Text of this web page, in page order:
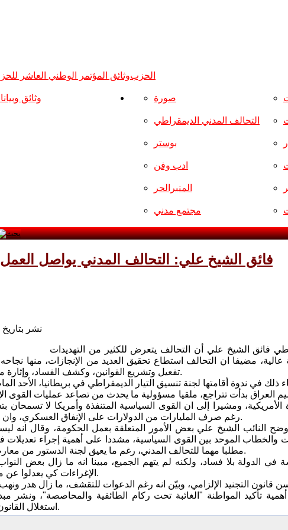
الحزبوثائق المؤتمر الوطني العاشر
وثائق صورة
التحالف المدني الديمقراطي
بوستر
ادب وفن
المنبرالحر
مجتمع مدني
فائق الشيخ علي: التحالف المدني يواصل
نشر بتاريخ الأربعاء,
فائق الشيخ علي أن التحالف يتعرض للكثير من التهديدات
مضيفا ان التحالف استطاع تحقيق العديد من الإنجازات، منها
تفعيل وتشريع القوانين، وكشف الفساد، وإثارة موضوع الاستيلاء على أراضي الدولة.
العراق بدأت تتراجع، ملقيا مسؤولية ما يحدث من تصاعد عمليات القوى
الأمريكية، ومشيرا إلى ان القوى السياسية المتنفذة وأمريكا لا تسمحان
رغم صرف المليارات من الدولارات على الإنفاق العسكري، وان الدول الإقليمية لها مصلحة في ذلك.
النائب الشيخ علي بعض الأمور المتعلقة بعمل الحكومة، وقال انه
والخطاب الموحد بين القوى السياسية، مشددا على أهمية إجراء تعديلات
مطلبا مهما للتحالف المدني، رغم ما يعيق لجنة الدستور من معارضات وتلكؤ من قبل القوى المتنفذة.
الدولة بلا فساد، ولكنه لم يتهم الجميع، مبينا انه ما زال بعض النواب
الإغراءات كي يعدلوا عن مواقفهم المناصرة للمطالب العادلة.
تأكيد المواطنة "الغائبة تحت ركام الطائفية والمحاصصة"، ونشر
استغلال القانون العشائري في الخلافات السياسية.